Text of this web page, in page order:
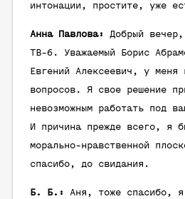
интонации, простите, уже
Анна Павлова:
Добрый
ТВ-6. Уважаемый Борис
Евгений Алексеевич, у меня
вопросов. Я свое решение
невозможным работать под
И причина прежде всего, я
морально-нравственной
спасибо, до свидания.
Б. Б.:
Аня, тоже спасибо,